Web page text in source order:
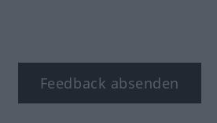
Feedback absenden